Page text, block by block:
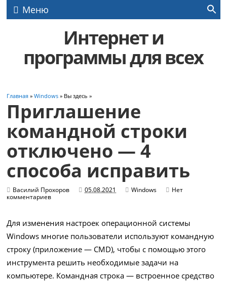
Меню
Интернет и
программы для всех
Главная »Windows » Вы здесь »
Приглашение
командной строки
отключено — 4
способа исправить
Василий Прохоров 05.08.2021 Windows
Нет
комментариев
Для изменения настроек операционной системы
Windows многие пользователи используют командную
строку (приложение — CMD), чтобы с помощью этого
инструмента решить необходимые задачи на
компьютере. Командная строка — встроенное средство